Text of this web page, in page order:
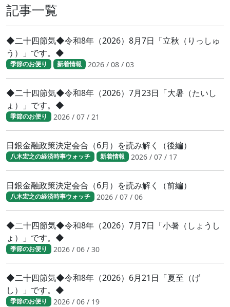
記事一覧
◆二十四節気◆令和8年（2026）8月7日「立秋（りっしゅ
う）」です。◆
季節のお便り 新着情報 2026 / 08 / 03
◆二十四節気◆令和8年（2026）7月23日「大暑（たいし
ょ）」です。◆
季節のお便り 2026 / 07 / 21
日銀金融政策決定会合（6月）を読み解く（後編）
八木宏之の経済時事ウォッチ 新着情報 2026 / 07 / 17
日銀金融政策決定会合（6月）を読み解く（前編）
八木宏之の経済時事ウォッチ 2026 / 07 / 06
◆二十四節気◆令和8年（2026）7月7日「小暑（しょうし
ょ）」です。◆
季節のお便り 2026 / 06 / 30
◆二十四節気◆令和8年（2026）6月21日「夏至（げ
し）」です。◆
季節のお便り 2026 / 06 / 19